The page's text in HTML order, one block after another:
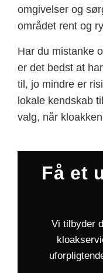
omgivelser og
området rent og
Har du mistanke
er det bedst at
til, jo mindre er
lokale kendskab
valg, når
Få et
Vi tilbyder